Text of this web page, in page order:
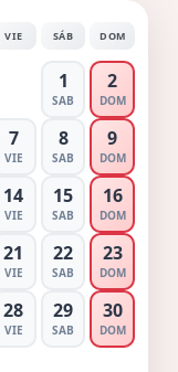
VIE SÁB DOM
1
SAB
2
DOM
7
VIE
8
SAB
9
DOM
14
VIE
15
SAB
16
DOM
21
VIE
22
SAB
23
DOM
28
VIE
29
SAB
30
DOM